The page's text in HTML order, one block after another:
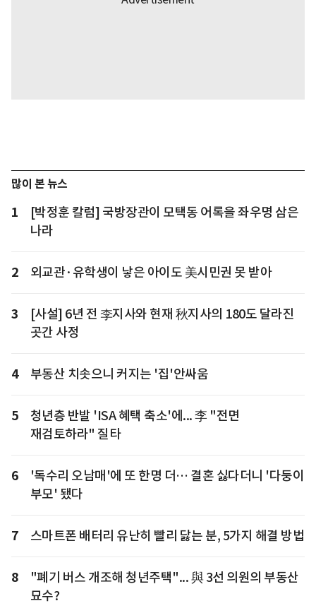
많이 본 뉴스
1
[박정훈 칼럼] 국방장관이 모택동 어록을 좌우명 삼은
나라
2 외교관·유학생이 낳은 아이도 美시민권 못 받아
3
[사설] 6년 전 李지사와 현재 秋지사의 180도 달라진
곳간 사정
4 부동산 치솟으니 커지는 '집'안싸움
5
청년층 반발 'ISA 혜택 축소'에... 李 "전면
재검토하라" 질타
6
'독수리 오남매'에 또 한명 더… 결혼 싫다더니 '다둥이
부모' 됐다
7 스마트폰 배터리 유난히 빨리 닳는 분, 5가지 해결 방법
8
"폐기 버스 개조해 청년주택"... 與 3선 의원의 부동산
묘수?